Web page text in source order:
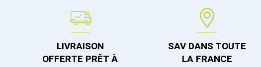
LIVRAISON
OFFERTE PRÊT À
SAV DANS TOUTE
LA FRANCE